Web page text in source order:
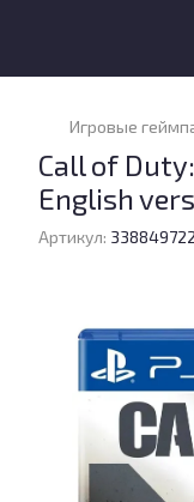
Игровые
Call of
English
Артикул: 338849722